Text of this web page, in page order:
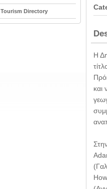
Tourism Directory
Η
και